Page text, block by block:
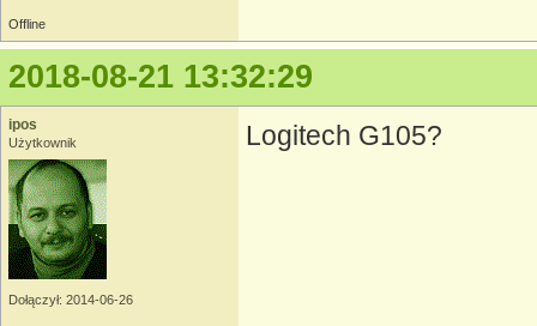
Offline
2018-08-21 13:32:29
ipos
Użytkownik
Dołączył: 2014-06-26
Logitech G105?